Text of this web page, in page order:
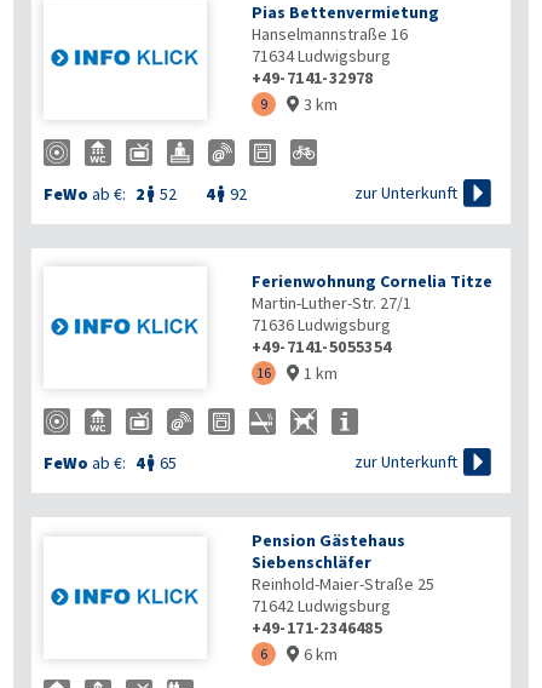
Pias Bettenvermietung
Hanselmannstraße 16
71634Ludwigsburg
+49-7141-32978
9  3 km
FeWo ab €: 2  52 4 92 zur Unterkunft 
Ferienwohnung Cornelia Titze
Martin-Luther-Str. 27/1
71636Ludwigsburg
+49-7141-5055354
16  1 km
FeWo ab €: 4 65 zur Unterkunft 
Pension Gästehaus
Siebenschläfer
Reinhold-Maier-Straße 25
71642Ludwigsburg
+49-171-2346485
6  6 km